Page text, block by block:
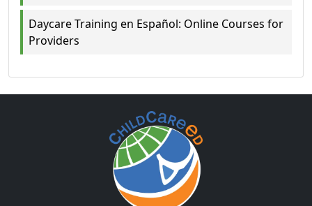
Daycare Training en Español: Online Courses for
Providers